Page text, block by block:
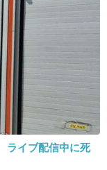
最低以下の下劣・下等種
ジ虫・害虫・ガン細
イオキシン・有毒物
キブリ・シラミ・ノ
ゲロ・糞虫野郎・ほら
ごろつき・ヤクザ者。
痴漢・ゴミ・シデム
ライブ配信中に死